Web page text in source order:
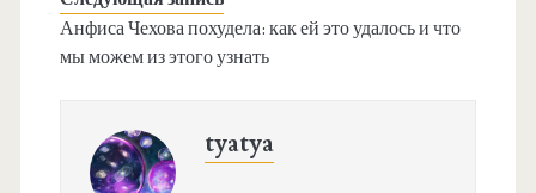
Анфиса Чехова похудела: как ей это удалось и что
мы можем из этого узнать
tyatya